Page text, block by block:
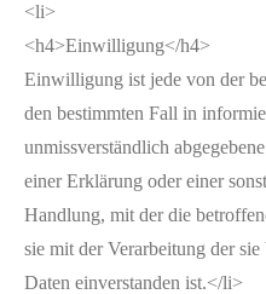
<li>
<h4>Einwilligung</h4>
Einwilligung ist jede von der
den bestimmten Fall in
unmissverständlich
einer Erklärung oder einer
Handlung, mit der die
sie mit der Verarbeitung der
Daten einverstanden ist.</li>